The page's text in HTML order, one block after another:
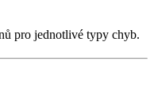
pro jednotlivé typy chyb.